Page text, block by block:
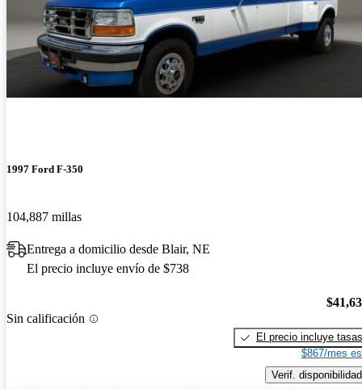
1997 Ford F-350
104,887 millas
Entrega a domicilio desde Blair, NE
El precio incluye envío de $738
Sin calificación
El precio incluye tasas
$867/mes
Verif. disponibilidad